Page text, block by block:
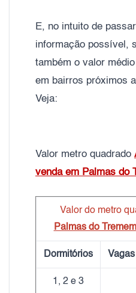
E, no intuito de
informação possível,
também o valor
em bairros próximos
Veja:
Valor metro quadrado
venda em Palmas do
Valor do metro
Palmas do
Dormitórios
1, 2 e 3